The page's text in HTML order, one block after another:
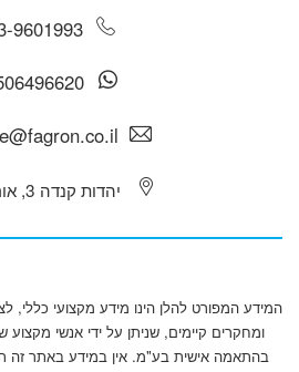
9601993
יהדות קנדה 3, אור יהודה
המידע המפורט להלן הינו מידע מקצועי
ומחקרים קיימים, שניתן על ידי אנשי מקצוע
בהתאמה אישית בע"מ. אין במידע באתר זה